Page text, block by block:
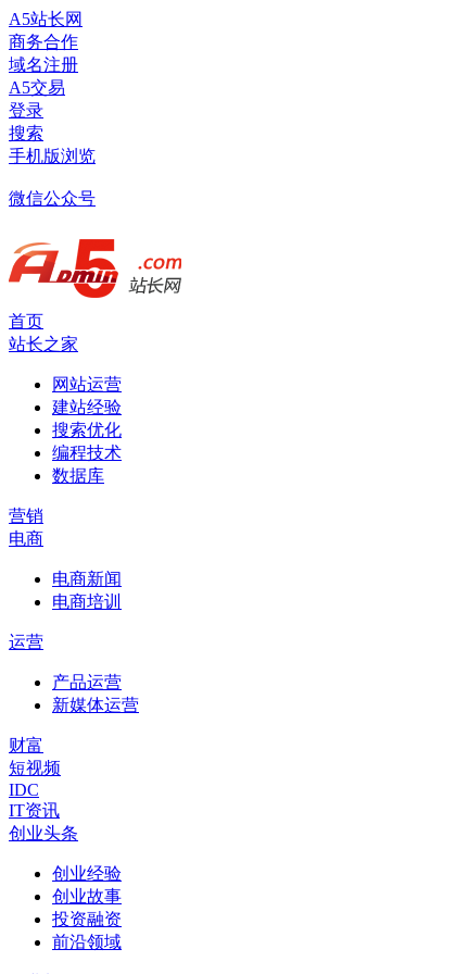
A5站长网
商务合作
域名注册
A5交易
登录
搜索
手机版浏览
微信公众号
首页
站长之家
网站运营
建站经验
搜索优化
编程技术
数据库
营销
电商
电商新闻
电商培训
运营
产品运营
新媒体运营
财富
短视频
IDC
IT资讯
创业头条
创业经验
创业故事
投资融资
前沿领域